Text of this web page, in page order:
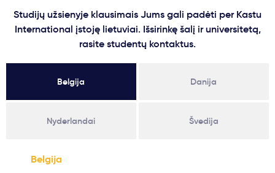
1
Pranešimai
Kur studijuoti?
Kaip įstoti?
Studijų užsienyje klausimais Jums gali padėti per Kastu
International įstoję lietuviai. Išsirinkę šalį ir universitetą,
rasite studentų kontaktus.
Belgija Danija
Nyderlandai Švedija
Belgija